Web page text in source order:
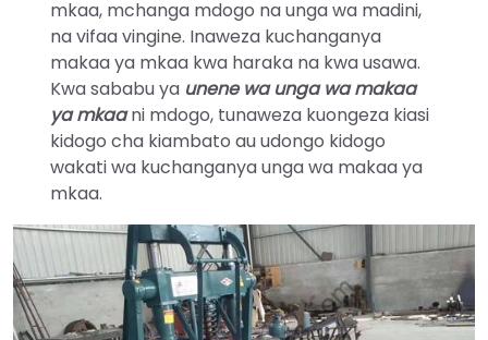
mkaa, mchanga mdogo na unga wa madini,
na vifaa vingine. Inaweza kuchanganya
makaa ya mkaa kwa haraka na kwa usawa.
Kwa sababu ya unene wa unga wa makaa
ya mkaani mdogo, tunaweza kuongeza kiasi
kidogo cha kiambato au udongo kidogo
wakati wa kuchanganya unga wa makaa ya
mkaa.